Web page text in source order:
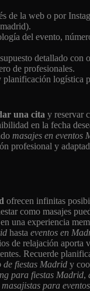
de la web o por
del evento,
detallado con
de profesionales.
logística
una cita y reservar
en la fecha
masajes en eventos
profesional y
ofrecen infinitas
como masajes
una experiencia
hasta eventos en
de relajación aporta
Recuerde
de fiestas Madrid y
para fiestas Madrid,
masajistas para